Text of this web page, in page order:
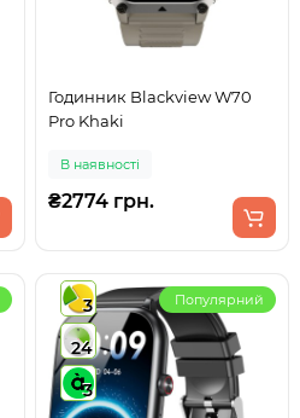
Годинник Blackview W70
Pro Khaki
В наявності
₴2774 грн.
3
24
3
Популярний